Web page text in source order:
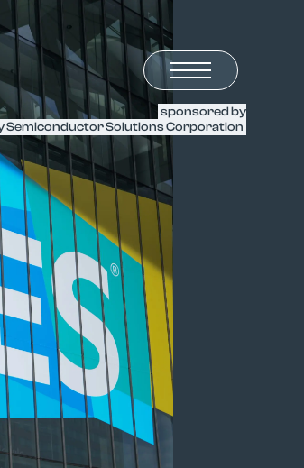
sponsored by
Semiconductor Solutions Corporation